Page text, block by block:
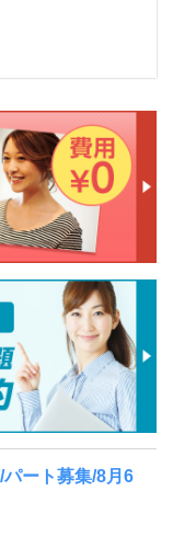
ート募集/8月6